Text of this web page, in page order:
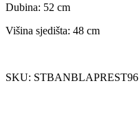
Dubina: 52 cm
Višina sjedišta: 48 cm
SKU: STBANBLAPREST96